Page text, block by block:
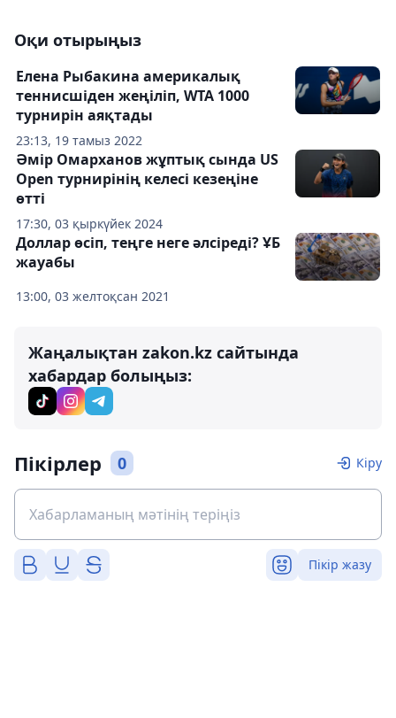
Оқи отырыңыз
23:13, 19 тамыз 2022
Елена Рыбакина америкалық
теннисшіден жеңіліп, WTA 1000
турнирін аяқтады
17:30, 03 қыркүйек 2024
Әмір Омарханов жұптық сында US
Open турнирінің келесі кезеңіне
өтті
13:00, 03 желтоқсан 2021
Доллар өсіп, теңге неге әлсіреді? ҰБ
жауабы
Жаңалықтан zakon.kz сайтында
хабардар болыңыз:
Пікірлер 0 Кіру
Пікір жазу